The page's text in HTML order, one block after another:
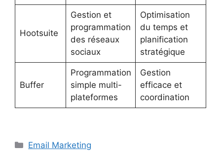
Hootsuite
Gestion et
programmation
des réseaux
sociaux
Optimisation
du temps et
planification
stratégique
Buffer
Programmation
simple multi-
plateformes
Gestion
efficace et
coordination
Catégories
Email Marketing